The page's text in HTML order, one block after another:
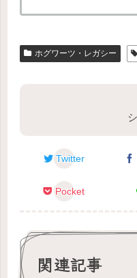
ホグワーツ・レガシー
Twitter
Pocket
関連記事